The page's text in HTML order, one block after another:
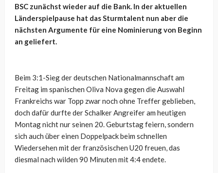
BSC zunächst wieder auf die Bank. In der aktuellen
Länderspielpause hat das Sturmtalent nun aber die
nächsten Argumente für eine Nominierung von Beginn
an geliefert.
Beim 3:1-Sieg der deutschen Nationalmannschaft am
Freitag im spanischen Oliva Nova gegen die Auswahl
Frankreichs war Topp zwar noch ohne Treffer geblieben,
doch dafür durfte der Schalker Angreifer am heutigen
Montag nicht nur seinen 20. Geburtstag feiern, sondern
sich auch über einen Doppelpack beim schnellen
Wiedersehen mit der französischen U20 freuen, das
diesmal nach wilden 90 Minuten mit 4:4 endete.